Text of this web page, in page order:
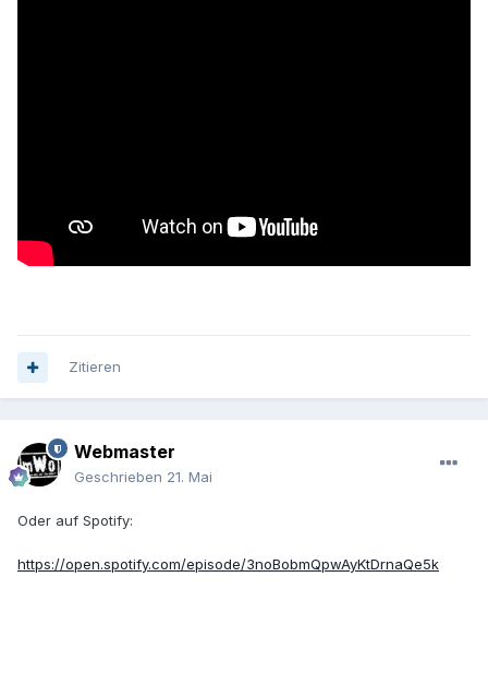
Zitieren
Webmaster
Geschrieben 21. Mai
Oder auf Spotify:
https://open.spotify.com/episode/3noBobmQpwAyKtDrnaQe5k